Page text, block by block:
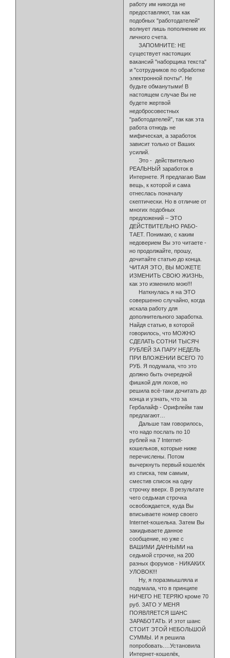
работу им никогда не
предоставляют, так как
подобных "работодателей"
волнует лишь по­полнение их
лич­ного счета.
ЗАПОМНИТЕ: НЕ
существует настоящих
вакансий "наборщика текста"
и "сотрудников по обра­ботке
электронной почты". Не
будьте обманутыми! В
настоящем случае Вы не
будете жертвой
недобросовестных
"работодателей", так как эта
ра­бота отнюдь не
мифическая, а заработок
зависит только от Ваших
усилий.
Это - действительно
РЕАЛЬНЫЙ заработок в
Интернете. Я предла­гаю Вам
вещь, к которой и сама
отнеслась поначалу
скептически. Но в отличие от
многих подобных
предложений – ЭТО
ДЕЙСТВИТЕЛЬНО РАБО­
ТАЕТ. Понимаю, с каким
недоверием Вы это читаете -
но продолжайте, прошу,
дочитайте статью до конца.
ЧИТАЯ ЭТО, ВЫ МОЖЕТЕ
ИЗМЕНИТЬ СВОЮ ЖИЗНЬ,
как это изменило мою!!!
Наткнулась я на ЭТО
совершенно случайно, когда
искала работу для
дополнительного заработка.
Найдя ста­тью, в которой
говорилось, что МОЖНО
СДЕЛАТЬ СОТНИ ТЫСЯЧ
РУБЛЕЙ ЗА ПАРУ НЕДЕЛЬ
ПРИ ВЛОЖЕНИИ ВСЕГО 70
РУБ. Я подумала, что это
должно быть очередной
фишкой для лохов, но
решила всё-таки дочитать до
конца и узнать, что за
Гербалайф - Орифлейм там
предлагают…
Дальше там гово­рилось,
что надо послать по 10
рублей на 7 Internet-
кошельков, которые ниже
перечислены. Потом
вычеркнуть первый кошелёк
из списка, тем са­мым,
сместив список на одну
строчку вверх. В результате
чего седьмая строчка
освобождается, куда Вы
вписываете номер своего
Internet-ко­шелька. Затем Вы
закидываете данное
сообщение, но уже с
ВАШИМИ ДАН­НЫМИ на
седьмой строчке, на 200
разных форумов - НИКАКИХ
УЛОВОК!!!
Ну, я поразмышляла и
подумала, что в принципе
НИЧЕГО НЕ ТЕРЯЮ кроме 70
руб. ЗАТО У МЕНЯ
ПОЯВЛЯЕТСЯ ШАНС
ЗАРАБОТАТЬ. И этот шанс
СТОИТ ЭТОЙ НЕБОЛЬШОЙ
СУММЫ. И я решила
попробовать.…Установила
Интер­нет-кошелёк,